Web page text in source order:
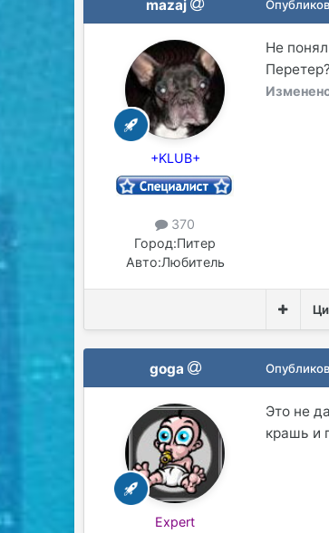
mazaj
+KLUB+
370
Город:Питер
Авто:Любитель
Не
Перетер?
goga
Expert
Это не
крашь и